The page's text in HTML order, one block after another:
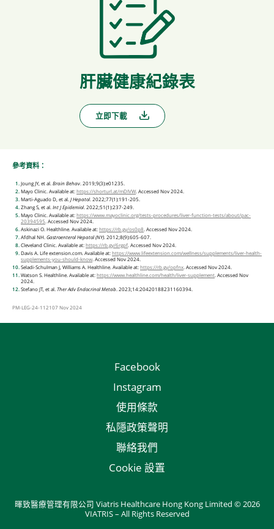
肝臟健康紀錄表
立即下載
參考資料：
Joung JY, et al. BrainBehav . 2019;9(3):e01235.
Mayo Clinic. Available at:https://shorturl.at/mDIVW . Accessed Nov 2024.
Marti-Aguado D, et al . J Hepatol . 2022;77(1):191-205.
Zhang S, et al. Int J Epidemiol . 2022;51(1):237-249.
Mayo Clinic. Available at:https://www.mayoclinic.org/tests-procedures/liver-function-tests/about/pac-
20394595 . Accessed Nov 2024.
Askinazi O. Healthline. Available at:https://rb.gy/os0p8 . Accessed Nov 2024.
Afdhal NH. Gastroenterol Hepatol (NY) . 2012;8(9):605-607.
Cleveland Clinic. Available at:https://rb.gy/6rgpf . Accessed Nov 2024.
Davis A. Life extension.com. Available at:https://www.lifeextension.com/wellness/supplements/liver-health-
supplements-you-should-know . Accessed Nov 2024.
Seladi-Schulman J, Williams A. Healthline. Available at:https://rb.gy/opfnx . Accessed Nov 2024.
Watson S. Healthline. Available at:https://www.healthline.com/health/liver-supplement . Accessed Nov
2024.
Stefano JT, et al. TherAdv EndocrinolMetab . 2023;14:20420188231160394.
PM-LEG-24-112107 Nov 2024
Facebook
Instagram
使用條款
私隱政策聲明
聯絡我們
Cookie 設置
暉致醫療管理有限公司 Viatris Healthcare Hong Kong Limited © 2026
VIATRIS – All Rights Reserved